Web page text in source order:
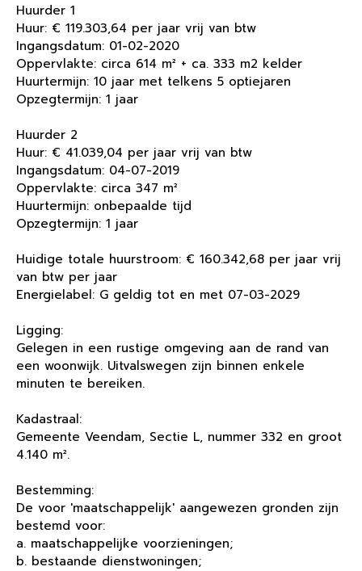
Huurder 1
Huur: € 119.303,64 per jaar vrij van btw
Ingangsdatum: 01-02-2020
Oppervlakte: circa 614 m² + ca. 333 m2 kelder
Huurtermijn: 10 jaar met telkens 5 optiejaren
Opzegtermijn: 1 jaar
Huurder 2
Huur: € 41.039,04 per jaar vrij van btw
Ingangsdatum: 04-07-2019
Oppervlakte: circa 347 m²
Huurtermijn: onbepaalde tijd
Opzegtermijn: 1 jaar
Huidige totale huurstroom: € 160.342,68 per jaar vrij
van btw per jaar
Energielabel: G geldig tot en met 07-03-2029
Ligging:
Gelegen in een rustige omgeving aan de rand van
een woonwijk. Uitvalswegen zijn binnen enkele
minuten te bereiken.
Kadastraal:
Gemeente Veendam, Sectie L, nummer 332 en groot
4.140 m².
Bestemming:
De voor 'maatschappelijk' aangewezen gronden zijn
bestemd voor:
a. maatschappelijke voorzieningen;
b. bestaande dienstwoningen;